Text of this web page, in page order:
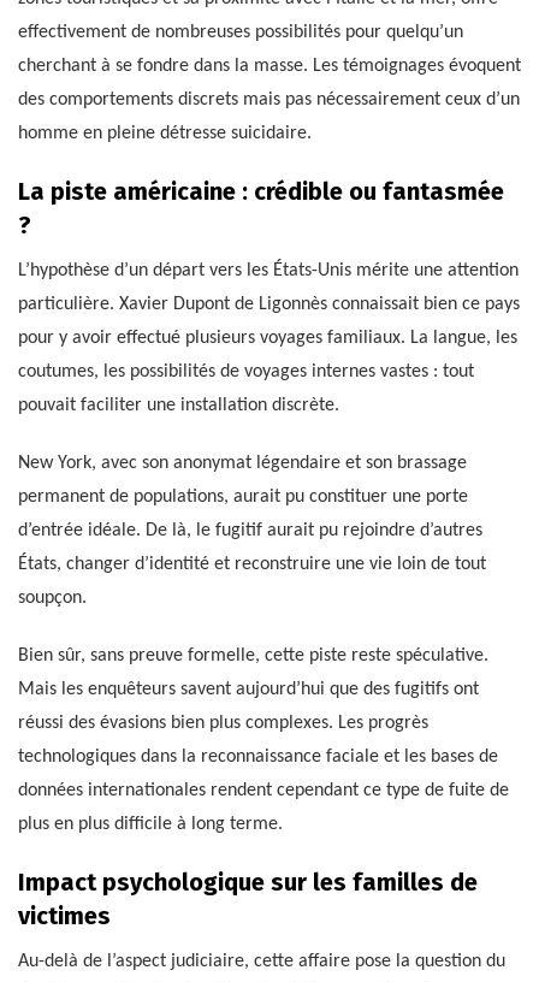
effectivement de nombreuses possibilités pour quelqu’un
cherchant à se fondre dans la masse. Les témoignages évoquent
des comportements discrets mais pas nécessairement ceux d’un
homme en pleine détresse suicidaire.
La piste américaine : crédible ou fantasmée
?
L’hypothèse d’un départ vers les États-Unis mérite une attention
particulière. Xavier Dupont de Ligonnès connaissait bien ce pays
pour y avoir effectué plusieurs voyages familiaux. La langue, les
coutumes, les possibilités de voyages internes vastes : tout
pouvait faciliter une installation discrète.
New York, avec son anonymat légendaire et son brassage
permanent de populations, aurait pu constituer une porte
d’entrée idéale. De là, le fugitif aurait pu rejoindre d’autres
États, changer d’identité et reconstruire une vie loin de tout
soupçon.
Bien sûr, sans preuve formelle, cette piste reste spéculative.
Mais les enquêteurs savent aujourd’hui que des fugitifs ont
réussi des évasions bien plus complexes. Les progrès
technologiques dans la reconnaissance faciale et les bases de
données internationales rendent cependant ce type de fuite de
plus en plus difficile à long terme.
Impact psychologique sur les familles de
victimes
Au-delà de l’aspect judiciaire, cette affaire pose la question du